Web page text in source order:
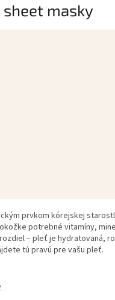
masky
prvkom kórejskej
potrebné vitamíny,
– pleť je hydratovaná,
tú pravú pre vašu pleť.